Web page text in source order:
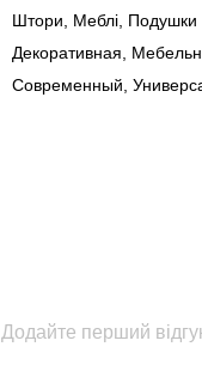
Штори, Меблі, Подушки
Декоративная,
Современный,
Додайте перший